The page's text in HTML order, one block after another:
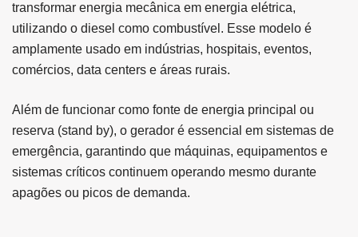
transformar energia mecânica em energia elétrica,
utilizando o diesel como combustível. Esse modelo é
amplamente usado em indústrias, hospitais, eventos,
comércios, data centers e áreas rurais.
Além de funcionar como fonte de energia principal ou
reserva (stand by), o gerador é essencial em sistemas de
emergência, garantindo que máquinas, equipamentos e
sistemas críticos continuem operando mesmo durante
apagões ou picos de demanda.